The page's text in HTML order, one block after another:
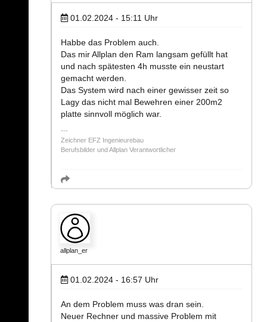
01.02.2024 - 15:11 Uhr
Habbe das Problem auch.
Das mir Allplan den Ram langsam gefüllt hat
und nach spätesten 4h musste ein neustart
gemacht werden.
Das System wird nach einer gewisser zeit so
Lagy das nicht mal Bewehren einer 200m2
platte sinnvoll möglich war.
Zeichner EFZ Ingenieurebau
Berufsbilder und Allplan Verantwortlicher
allplan_er
01.02.2024 - 16:57 Uhr
An dem Problem muss was dran sein.
Neuer Rechner und massive Problem mit